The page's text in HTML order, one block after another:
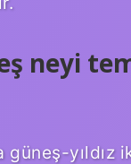
neyi
yıldız